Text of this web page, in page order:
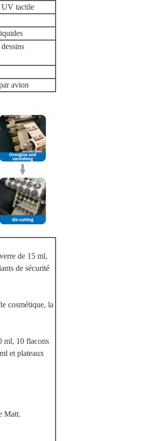
UV tactile
avion
de 15 ml,
de sécurité
cosmétique, la
ml, 10 flacons
et plateaux
Matt.